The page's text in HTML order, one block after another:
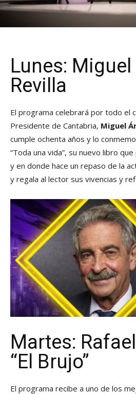
Lunes: Miguel
Revilla
El programa celebrará por todo el
Presidente de Cantabria, Miguel
cumple ochenta años y lo
“Toda una vida”, su nuevo libro
y en donde hace un repaso de la
y regala al lector sus vivencias y
Martes:
“El Brujo”
El programa recibe a uno de los